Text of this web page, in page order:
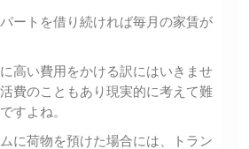
ートを借り続ければ毎月の家賃が
高い費用をかける訳にはいきませ
費のこともあり現実的に考えて難
すよね。
に荷物を預けた場合には、トラン